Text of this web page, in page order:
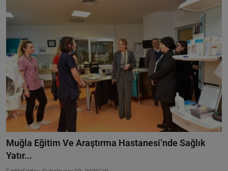
Muğla Eğitim Ve Araştırma Hastanesi’nde Sağlık
Yatır...